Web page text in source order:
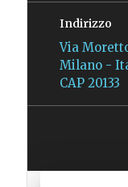
Indirizzo
Via
Milano -
CAP 20133